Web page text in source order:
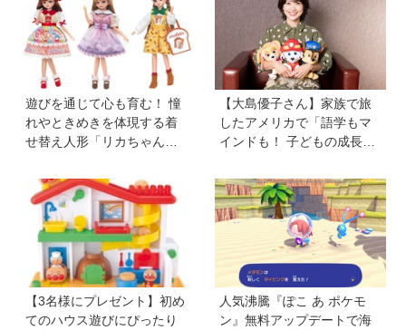
遊びを通じて心も育む！ 憧
れやときめきを体現する着
せ替え人形「リカちゃん」
けよう
【大島優子さん】家族で旅
したアメリカで「語学もマ
インドも！ 子どもの成長は
た映画『パウ・パトロール
ザ・ダイノ・ムービー』で
はあきらめなければ何でも
できると子どもに知ってほ
【3名様にプレゼント】初め
てのハウス遊びにぴったり
人気沸騰『ぽこ あ ポケモ
ン』無料アップデートで海